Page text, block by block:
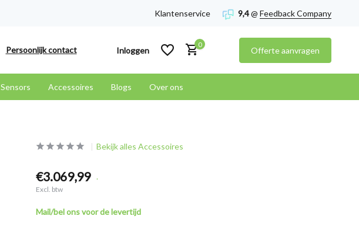
Klantenservice 9,4@ Feedback Company
Persoonlijk contact Inloggen
0
Offerte aanvragen
Sensors Accessoires Blogs Over ons
Bekijk alles Accessoires
€3.069,99 .
Excl. btw
Mail/bel ons voor de levertijd